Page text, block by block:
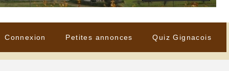
Connexion Petites annonces Quiz Gignacois